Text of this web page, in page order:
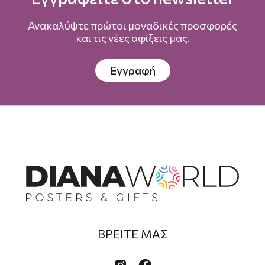
Ανακαλύψτε πρώτοι μοναδικές προσφορές
και τις νέες αφίξεις μας.
Εγγραφή
ΒΡΕΙΤΕ ΜΑΣ